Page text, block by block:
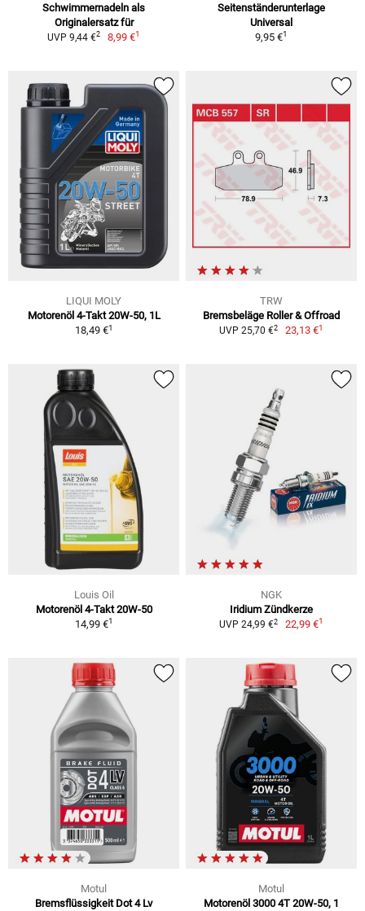
Schwimmernadeln als
Originalersatz für
UVP 9,44 €2 8,99 €1
Seitenständerunterlage
Universal
9,95 €1
LIQUI MOLY
Motorenöl 4-Takt 20W-50, 1L
18,49 €1
TRW
Bremsbeläge Roller & Offroad
UVP 25,70 €2 23,13 €1
Louis Oil
Motorenöl 4-Takt 20W-50
14,99 €1
NGK
Iridium Zündkerze
UVP 24,99 €2 22,99 €1
Motul
Bremsflüssigkeit Dot 4 Lv
Motul
Motorenöl 3000 4T 20W-50, 1